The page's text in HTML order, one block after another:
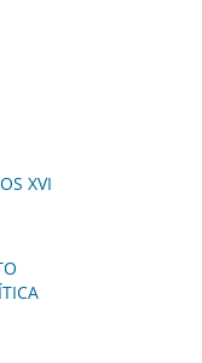
XVI